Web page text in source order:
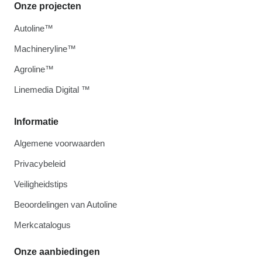
Informatie
Algemene voorwaarden
Privacybeleid
Veiligheidstips
Beoordelingen van Autoline
Merkcatalogus
Onze aanbiedingen
Onze projecten
Autoline™
Machineryline™
Agroline™
Linemedia Digital ™